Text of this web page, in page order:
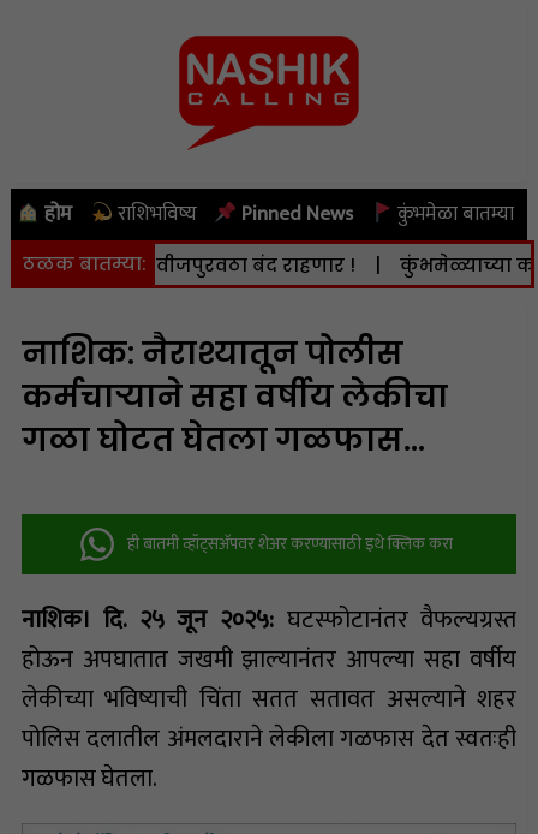
होम राशिभविष्य Pinned News कुंभमेळा बातम्या
ठळक बातम्या:
8 ऑगस्ट) वीजपुरवठा बंद राहणार ! | कुंभमेळ्याच्या कामात
नाशिक: नैराश्यातून पोलीस
कर्मचाऱ्याने सहा वर्षीय लेकीचा
गळा घोटत घेतला गळफास…
ही बातमी व्हॉट्सअ‍ॅपवर शेअर करण्यासाठी इथे क्लिक करा
नाशिक। दि. २५ जून २०२५: घटस्फोटानंतर वैफल्यग्रस्त
होऊन अपघातात जखमी झाल्यानंतर आपल्या सहा वर्षीय
लेकीच्या भविष्याची चिंता सतत सतावत असल्याने शहर
पोलिस दलातील अंमलदाराने लेकीला गळफास देत स्वतःही
गळफास घेतला.